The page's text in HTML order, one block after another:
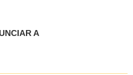
A